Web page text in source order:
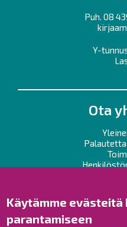
Käytämme
parantamiseen
Puh. 08
Y-
Ota
Raahe
Raahe